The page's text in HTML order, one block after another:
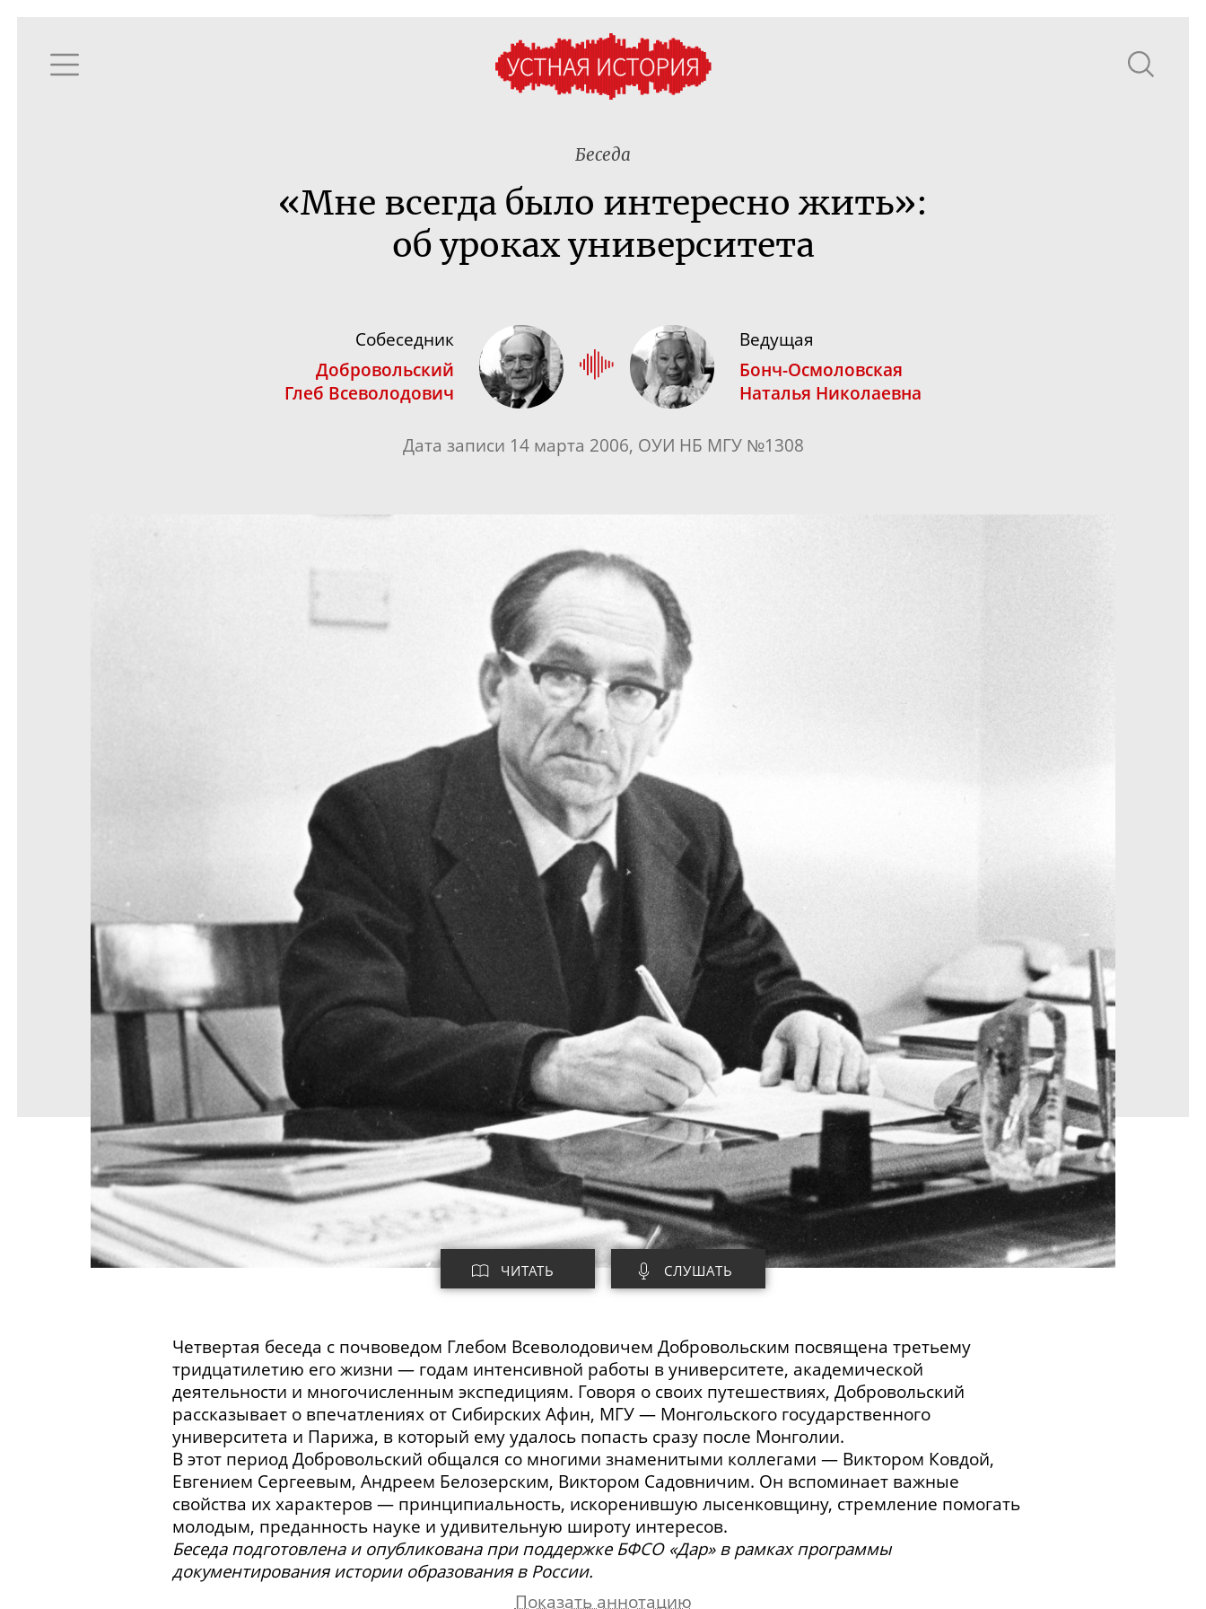
Беседа
«Мне всегда было интересно жить»:
об уроках университета
Собеседник
Добровольский
Глеб Всеволодович
Ведущая
Бонч-Осмоловская
Наталья Николаевна
Дата записи 14 марта 2006, ОУИ НБ МГУ №1308
ЧИТАТЬ СЛУШАТЬ
Четвертая беседа с почвоведом Глебом Всеволодовичем Добровольским посвящена третьему
тридцатилетию его жизни — годам интенсивной работы в университете, академической
деятельности и многочисленным экспедициям. Говоря о своих путешествиях, Добровольский
рассказывает о впечатлениях от Сибирских Афин, МГУ — Монгольского государственного
университета и Парижа, в который ему удалось попасть сразу после Монголии.
В этот период Добровольский общался со многими знаменитыми коллегами — Виктором Ковдой,
Евгением Сергеевым, Андреем Белозерским, Виктором Садовничим. Он вспоминает важные
свойства их характеров — принципиальность, искоренившую лысенковщину, стремление помогать
молодым, преданность науке и удивительную широту интересов.
Беседа подготовлена и опубликована при поддержке БФСО «Дар» в рамках программы
документирования истории образования в России.
Показать аннотацию